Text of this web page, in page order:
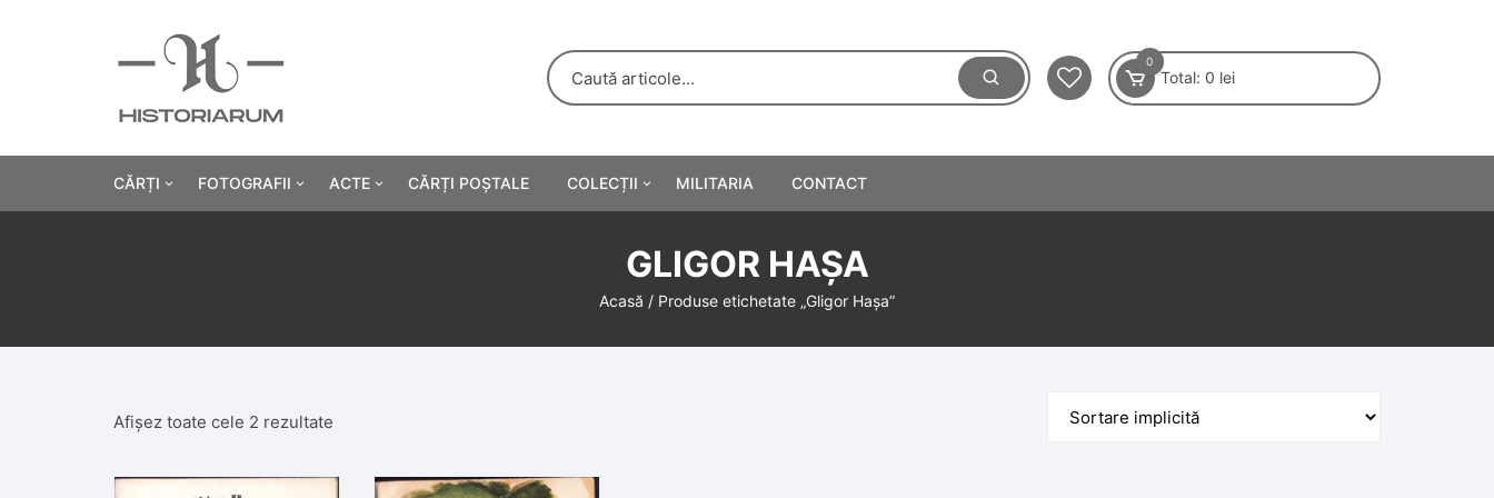
0
Total: 0 lei
CĂRȚI
Industrie
Cărți religie
FOTOGRAFII ACTE
Hârtii cu antet
CĂRȚI POȘTALE COLECȚII
Reclame tipărite
Afișe
MILITARIA CONTACT
GLIGOR HAȘA
Acasă / Produse etichetate „Gligor Hașa”
Afișez toate cele 2 rezultate